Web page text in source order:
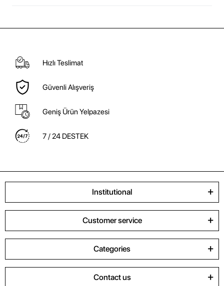
Hızlı Teslimat
Güvenli Alışveriş
Geniş Ürün Yelpazesi
7 / 24 DESTEK
Institutional
Customer service
Categories
Contact us